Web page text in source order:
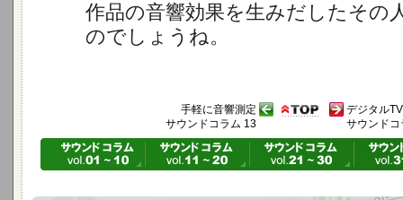
作品の音響効果を生みだしたその
のでしょうね。
手軽に音響測定
サウンドコラム 13
デジタル
サウンド